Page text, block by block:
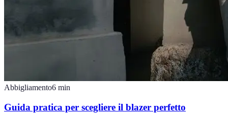
Abbigliamento6 min
Guida pratica per scegliere il blazer perfetto